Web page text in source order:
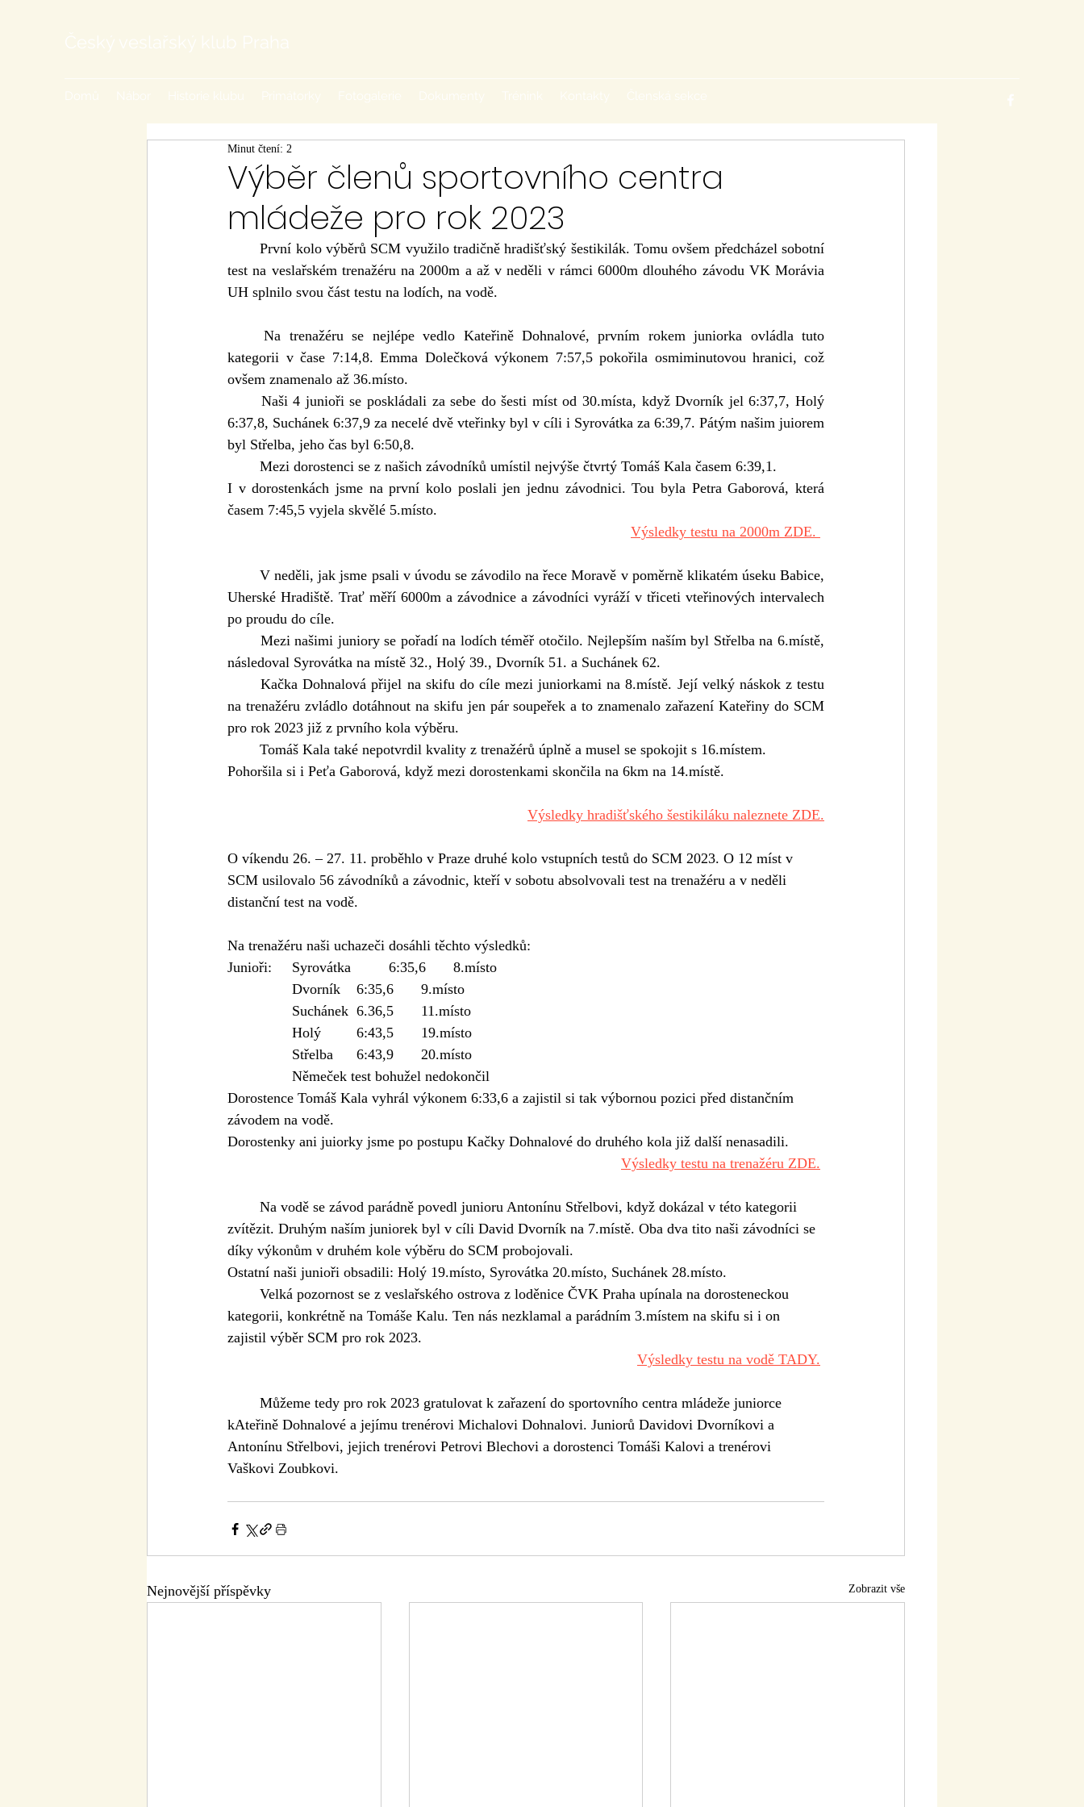
Výběr členů sportovního centra
mládeže pro rok 2023
Minut čtení: 2
	První kolo výběrů SCM využilo tradičně hradišťský šestikilák. Tomu ovšem předcházel sobotní
test na veslařském trenažéru na 2000m a až v neděli v rámci 6000m dlouhého závodu VK Morávia
UH splnilo svou část testu na lodích, na vodě.
	Na trenažéru se nejlépe vedlo Kateřině Dohnalové, prvním rokem juniorka ovládla tuto
kategorii v čase 7:14,8. Emma Dolečková výkonem 7:57,5 pokořila osmiminutovou hranici, což
ovšem znamenalo až 36.místo.
6:37,8, Suchánek 6:37,9 za necelé dvě vteřinky byl v cíli i Syrovátka za 6:39,7. Pátým našim juiorem
byl Střelba, jeho čas byl 6:50,8.
	Mezi dorostenci se z našich závodníků umístil nejvýše čtvrtý Tomáš Kala časem 6:39,1.
I v dorostenkách jsme na první kolo poslali jen jednu závodnici. Tou byla Petra Gaborová, která
časem 7:45,5 vyjela skvělé 5.místo.
Výsledky testu na 2000m ZDE.
	V neděli, jak jsme psali v úvodu se závodilo na řece Moravě v poměrně klikatém úseku Babice,
Uherské Hradiště. Trať měří 6000m a závodnice a závodníci vyráží v třiceti vteřinových intervalech
po proudu do cíle.
následoval Syrovátka na místě 32., Holý 39., Dvorník 51. a Suchánek 62.
	Kačka Dohnalová přijel na skifu do cíle mezi juniorkami na 8.místě. Její velký náskok z testu
na trenažéru zvládlo dotáhnout na skifu jen pár soupeřek a to znamenalo zařazení Kateřiny do SCM
pro rok 2023 již z prvního kola výběru.
	Tomáš Kala také nepotvrdil kvality z trenažérů úplně a musel se spokojit s 16.místem.
Pohoršila si i Peťa Gaborová, když mezi dorostenkami skončila na 6km na 14.místě.
Výsledky hradišťského šestikiláku naleznete ZDE.
O víkendu 26. – 27. 11. proběhlo v Praze druhé kolo vstupních testů do SCM 2023. O 12 míst v
SCM usilovalo 56 závodníků a závodnic, kteří v sobotu absolvovali test na trenažéru a v neděli
distanční test na vodě.
Na trenažéru naši uchazeči dosáhli těchto výsledků:
Junioři: 	Syrovátka 	6:35,6 	8.místo
		Dvorník 	6:35,6	9.místo
		Suchánek 	6.36,5	11.místo
		Holý 	6:43,5	19.místo
		Střelba	6:43,9	20.místo
		Němeček test bohužel nedokončil
Dorostence Tomáš Kala vyhrál výkonem 6:33,6 a zajistil si tak výbornou pozici před distančním
závodem na vodě.
Dorostenky ani juiorky jsme po postupu Kačky Dohnalové do druhého kola již další nenasadili.
Výsledky testu na trenažéru ZDE.
zvítězit. Druhým naším juniorek byl v cíli David Dvorník na 7.místě. Oba dva tito naši závodníci se
díky výkonům v druhém kole výběru do SCM probojovali.
Ostatní naši junioři obsadili: Holý 19.místo, Syrovátka 20.místo, Suchánek 28.místo.
kategorii, konkrétně na Tomáše Kalu. Ten nás nezklamal a parádním 3.místem na skifu si i on
zajistil výběr SCM pro rok 2023.
Výsledky testu na vodě TADY.
kAteřině Dohnalové a jejímu trenérovi Michalovi Dohnalovi. Juniorů Davidovi Dvorníkovi a
Antonínu Střelbovi, jejich trenérovi Petrovi Blechovi a dorostenci Tomáši Kalovi a trenérovi
Vaškovi Zoubkovi.
Nejnovější příspěvky Zobrazit vše